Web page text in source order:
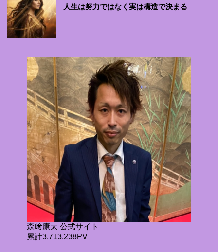
人生は努力ではなく実は構造で決まる
森﨑康太 公式サイト
累計3,713,238PV